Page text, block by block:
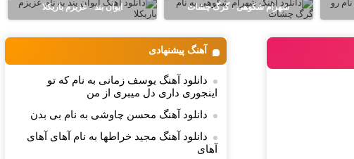
شهرام شکوهی - گرگ چشات ایوان بند - عزیزم باریکلا
آهنگ پیشنهادی
دانلود آهنگ یوسف زمانی به نام که تو
اینجوری داری دل میبری از من
دانلود آهنگ محسن چاوشی به نام بی بدن
دانلود آهنگ مجید خراطها به نام آهای آهای
آهای